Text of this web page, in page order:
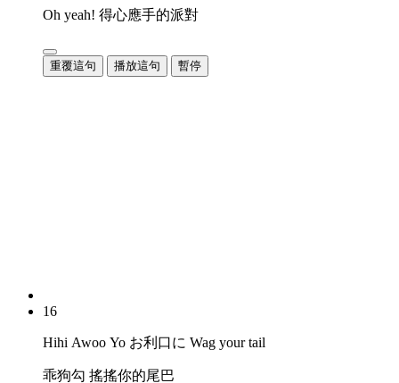
Oh yeah! 得心應手的派對
重覆這句 播放這句 暫停
16
Hihi Awoo Yo お利口に Wag your tail
乖狗勾 搖搖你的尾巴